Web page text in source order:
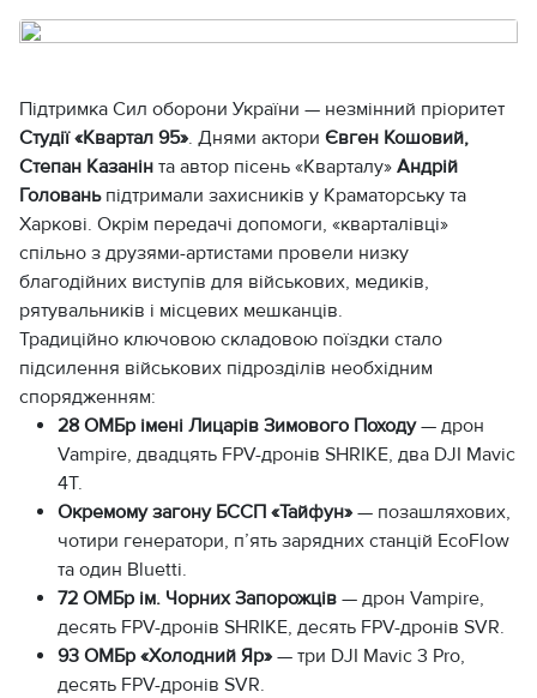
Підтримка Сил оборони України — незмінний пріоритет
Студії «Квартал 95». Днями актори Євген Кошовий,
Степан Казанін та автор пісень «Кварталу» Андрій
Голованьпідтримали захисників у Краматорську та
Харкові. Окрім передачі допомоги, «кварталівці»
спільно з друзями-артистами провели низку
благодійних виступів для військових, медиків,
рятувальників і місцевих мешканців.
Традиційно ключовою складовою поїздки стало
підсилення військових підрозділів необхідним
спорядженням:
28 ОМБр імені Лицарів Зимового Походу— дрон
Vampire, двадцять FPV-дронів SHRIKE, два DJI Mavic
4T.
Окремому загону БССП «Тайфун»— позашляхових,
чотири генератори, п’ять зарядних станцій EcoFlow
та один Bluetti.
72 ОМБр ім. Чорних Запорожців — дрон Vampire,
десять FPV-дронів SHRIKE, десять FPV-дронів SVR.
93 ОМБр «Холодний Яр»— три DJI Mavic 3 Pro,
десять FPV-дронів SVR.